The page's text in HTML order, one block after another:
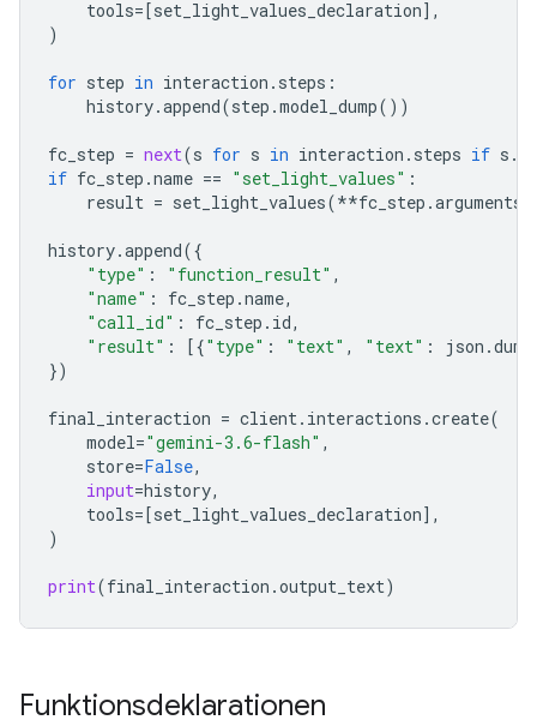
tools= [set_light_values_declaration],
)
for step in interaction . steps :
history.append(step .model_dump())
fc_step = next(s for s in interaction . steps if s .
if fc_step .name == "set_light_values" :
result = set_light_values(**fc_step .arguments
history.append({
"type" : "function_result" ,
"name" : fc_step .name,
"call_id" : fc_step . id,
"result" : [{"type" : "text" , "text" : json .
})
final_interaction = client. interactions .create(
model="gemini-3.6-flash" ,
store=False,
input=history,
tools= [set_light_values_declaration],
)
print(final_interaction .output_text)
Funktionsdeklarationen